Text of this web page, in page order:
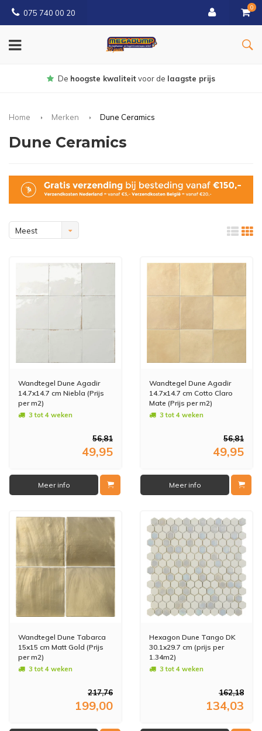
075 740 00 20
0
Gratisbezorgd vanaf € 150
Home Merken Dune Ceramics
Dune Ceramics
Meest
Wandtegel Dune Agadir
14.7x14.7 cm Niebla (Prijs
per m2)
3 tot 4 weken
56,81
49,95
Meer info
Wandtegel Dune Agadir
14.7x14.7 cm Cotto Claro
Mate (Prijs per m2)
3 tot 4 weken
56,81
49,95
Meer info
Wandtegel Dune Tabarca
15x15 cm Matt Gold (Prijs
per m2)
3 tot 4 weken
217,76
199,00
Hexagon Dune Tango DK
30.1x29.7 cm (prijs per
1.34m2)
3 tot 4 weken
162,18
134,03